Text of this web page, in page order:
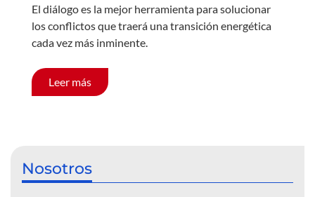
El diálogo es la mejor herramienta para solucionar
los conflictos que traerá una transición energética
cada vez más inminente.
Leer más
Nosotros